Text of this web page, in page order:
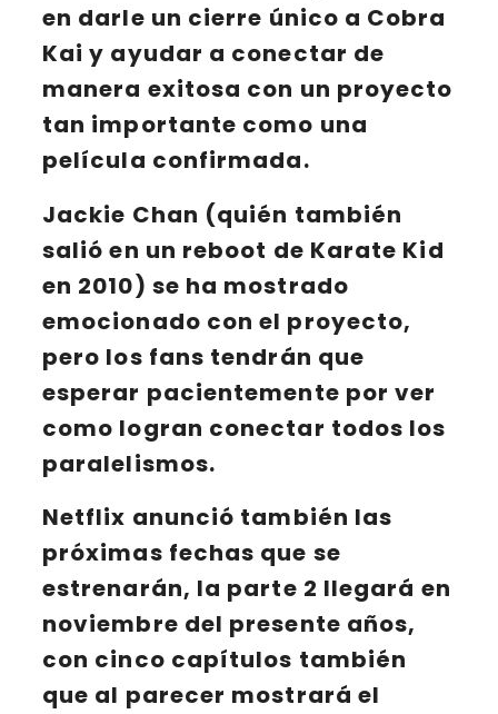
en darle un cierre único a Cobra
Kai y ayudar a conectar de
manera exitosa con un proyecto
tan importante como una
película confirmada.
Jackie Chan (quién también
salió en un reboot de Karate Kid
en 2010) se ha mostrado
emocionado con el proyecto,
pero los fans tendrán que
esperar pacientemente por ver
como logran conectar todos los
paralelismos.
Netflix anunció también las
próximas fechas que se
estrenarán, la parte 2 llegará en
noviembre del presente años,
con cinco capítulos también
que al parecer mostrará el